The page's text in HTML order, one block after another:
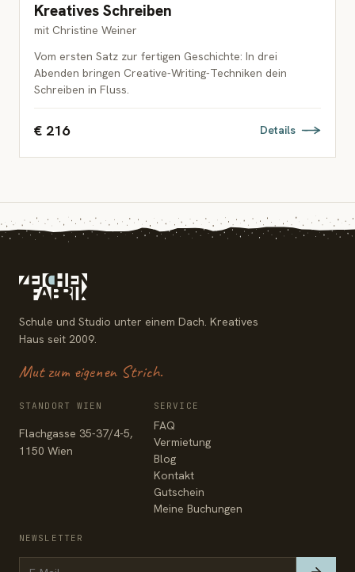
ERWACHSENE
Kreatives Schreiben
mit Christine Weiner
Vom ersten Satz zur fertigen Geschichte: In drei
Abenden bringen Creative-Writing-Techniken dein
Schreiben in Fluss.
€ 216 Details
Schule und Studio unter einem Dach. Kreatives
Haus seit 2009.
Mut zum eigenen Strich.
STANDORT WIEN
Flachgasse 35-37/4-5,
1150 Wien
SERVICE
FAQ
Vermietung
Blog
Kontakt
Gutschein
Meine Buchungen
NEWSLETTER